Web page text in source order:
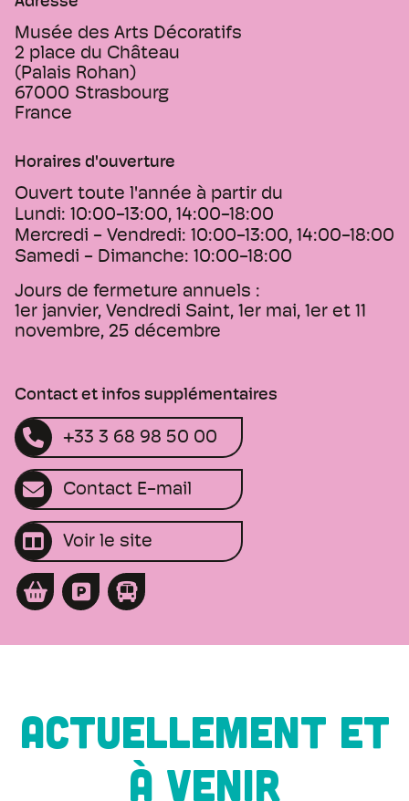
Musée des Arts Décoratifs
2 place du Château
(Palais Rohan)
67000 Strasbourg
France
Horaires d'ouverture
Ouvert toute l'année à partir du
Lundi: 10:00-13:00, 14:00-18:00
Mercredi - Vendredi: 10:00-13:00, 14:00-18:00
Samedi - Dimanche: 10:00-18:00
Jours de fermeture annuels :
1er janvier, Vendredi Saint, 1er mai, 1er et 11
novembre, 25 décembre
Contact et infos supplémentaires
+33 3 68 98 50 00
Contact E-mail
Voir le site
ACTUELLEMENT ET
À VENIR